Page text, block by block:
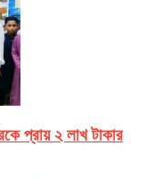
প্রায় ২ লাখ টাকার